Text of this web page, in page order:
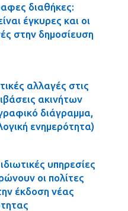
διαθήκες:
έγκυρες και οι
στην δημοσίευση
αλλαγές στις
ακινήτων
διάγραμμα,
ενημερότητα)
υπηρεσίες
οι πολίτες
έκδοση νέας